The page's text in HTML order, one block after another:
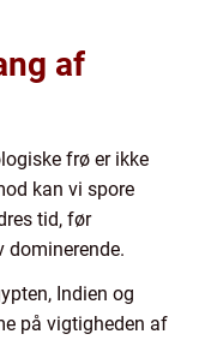
af
frø er ikke
kan vi spore
tid, før
dominerende.
Indien og
på vigtigheden af